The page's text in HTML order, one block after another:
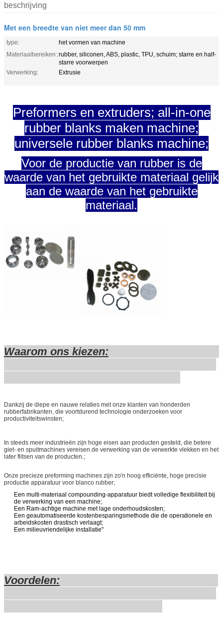
beschrijving
Met een breedte van niet meer dan 50 mm
type:
het vormen van machine
Materiaalbereiken::rubber, siliconen, ABS, plastic, TPU, schuim; starre en half-
starre voorwerpen
Verwerking:
Extrusie
Preformers en extruders; all-in-one
rubber blanks maken machine;
universele rubber blanks machine;
Voor de productie van rubber is de
waarde van het gebruikte materiaal gelijk
aan de waarde van het gebruikte
materiaal.
Waarom ons kiezen:
Dankzij de diepe en nauwe relaties met onze klanten van honderden
rubberfabrikanten, die voortdurend technologie onderzoeken voor
productiviteitswinsten;
In steeds meer industrieën zijn hoge eisen aan producten gesteld, die betere
giet- en spuitmachines vereisen.de verwerking van de verwerkte vlekken en het
later flitsen van de producten.;
Onze precieze preforming machines zijn zo'n hoog efficiënte, hoge precisie
productie apparatuur voor blanco rubber;
Een multi-materiaal compounding-apparatuur biedt volledige flexibiliteit bij
de verwerking van een machine;
Een Ram-achtige machine met lage onderhoudskosten;
Een geautomatiseerde kostenbesparingsmethode die de operationele en
arbeidskosten drastisch verlaagt;
Een milieuvriendelijke installatie"
Voordelen: